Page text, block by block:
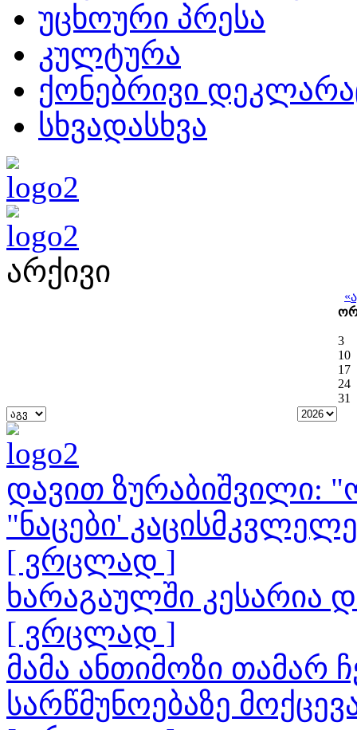
უცხოური პრესა
კულტურა
ქონებრივი
სხვადასხვა
არქივი
«
3
10
17
24
31
დავით ზურაბიშვილი:
"ნაცები'
[ ვრცლად ]
ხარაგაულში კესარია
[ ვრცლად ]
მამა ანთიმოზი თამარ
სარწმუნოებაზე